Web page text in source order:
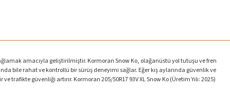
amacıyla geliştirilmiştir. Kormoran Snow Ko, olağanüstü yol tutuşu ve fren
bile rahat ve kontrollü bir sürüş deneyimi sağlar. Eğer kış aylarında güvenlik ve
güvenliği artırır. Kormoran 205/50R17 93V XL Snow Ko (Üretim Yılı: 2025)